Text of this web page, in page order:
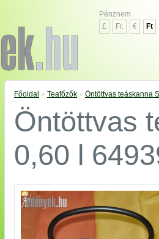
Pénznem
£
Fr. € Ft
Főoldal » Teafőzők » Öntöttvas teáskanna
Öntöttvas
0,60 l